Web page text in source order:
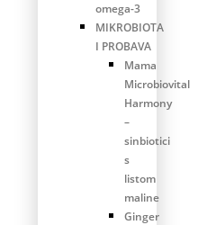
omega-3
MIKROBIOTA
I PROBAVA
Mama
Microbiovital
Harmony
–
sinbiotici
s
listom
maline
Ginger